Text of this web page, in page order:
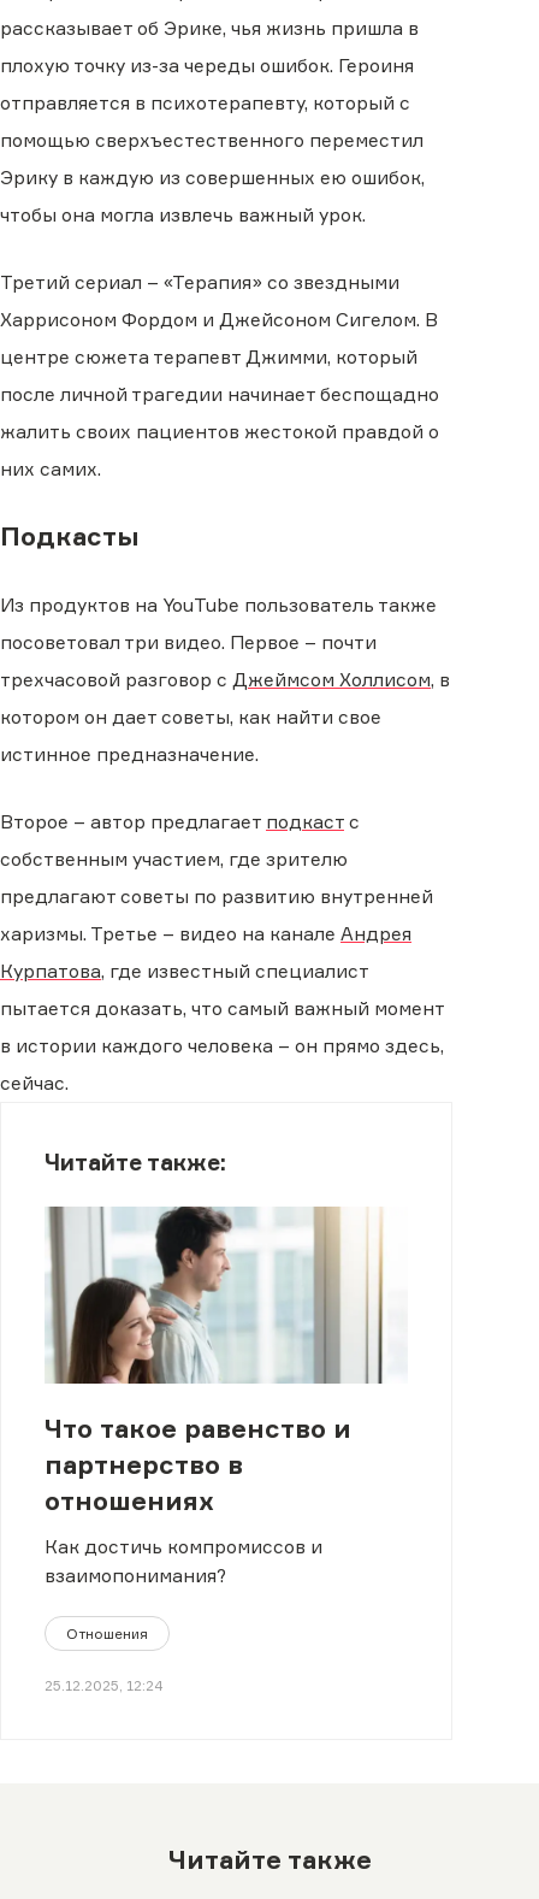
рассказывает об Эрике, чья жизнь пришла в
плохую точку из-за череды ошибок. Героиня
отправляется в психотерапевту, который с
помощью сверхъестественного переместил
Эрику в каждую из совершенных ею ошибок,
чтобы она могла извлечь важный урок.
Третий сериал – «Терапия» со звездными
Харрисоном Фордом и Джейсоном Сигелом. В
центре сюжета терапевт Джимми, который
после личной трагедии начинает беспощадно
жалить своих пациентов жестокой правдой о
них самих.
Подкасты
Из продуктов на YouTube пользователь также
посоветовал три видео. Первое – почти
трехчасовой разговор с Джеймсом Холлисом, в
котором он дает советы, как найти свое
истинное предназначение.
Второе – автор предлагает подкаст с
собственным участием, где зрителю
предлагают советы по развитию внутренней
харизмы. Третье – видео на канале Андрея
Курпатова, где известный специалист
пытается доказать, что самый важный момент
в истории каждого человека – он прямо здесь,
сейчас.
Читайте также:
Что такое равенство и
партнерство в
отношениях
Как достичь компромиссов и
взаимопонимания?
Отношения
25.12.2025, 12:24
Читайте также